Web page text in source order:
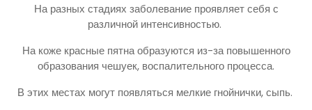
На разных стадиях заболевание проявляет себя с
различной интенсивностью.
На коже красные пятна образуются из-за повышенного
образования чешуек, воспалительного процесса.
В этих местах могут появляться мелкие гнойнички, сыпь.